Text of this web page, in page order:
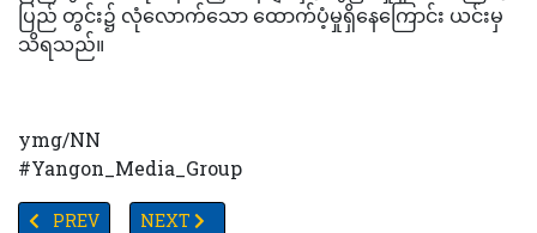
ပြည် တွင်း၌ လုံလောက်သော ထောက်ပံ့မှုရှိနေကြောင်း ယင်းမှ
သိရသည်။
ymg/NN
#Yangon_Media_Group
PREVIOUS ARTICLE: ကန်ဒေါ်လာဖြင့် ပို့ကုန်မထွက်နိုင်ပါက ကုန်
PREV NEXT ARTICLE: TV YANGON TIMES ရဲ့နေ့
NEXT